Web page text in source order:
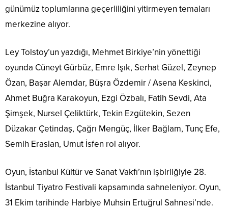
günümüz toplumlarına geçerliliğini yitirmeyen temaları
merkezine alıyor.
Ley Tolstoy’un yazdığı, Mehmet Birkiye’nin yönettiği
oyunda Cüneyt Gürbüz, Emre Işık, Serhat Güzel, Zeynep
Özan, Başar Alemdar, Büşra Özdemir / Asena Keskinci,
Ahmet Buğra Karakoyun, Ezgi Özbalı, Fatih Sevdi, Ata
Şimşek, Nursel Çeliktürk, Tekin Ezgütekin, Sezen
Düzakar Çetindaş, Çağrı Mengüç, İlker Bağlam, Tunç Efe,
Semih Eraslan, Umut İsfen rol alıyor.
Oyun, İstanbul Kültür ve Sanat Vakfı’nın işbirliğiyle 28.
İstanbul Tiyatro Festivali kapsamında sahneleniyor. Oyun,
31 Ekim tarihinde Harbiye Muhsin Ertuğrul Sahnesi’nde.